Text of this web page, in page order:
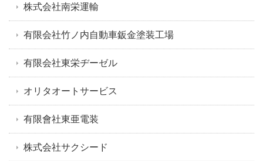
株式会社南栄運輸
有限会社竹ノ内自動車鈑金塗装工場
有限会社東栄ヂーゼル
オリタオートサービス
有限會社東亜電装
株式会社サクシード